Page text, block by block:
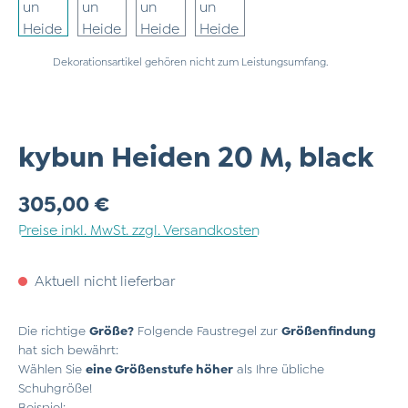
Dekorationsartikel gehören nicht zum Leistungsumfang.
kybun Heiden 20 M, black
Regulärer Preis:
305,00 €
Preise inkl. MwSt. zzgl. Versandkosten
Aktuell nicht lieferbar
Die richtige Größe? Folgende Faustregel zur Größenfindung
hat sich bewährt:
Wählen Sie eine Größenstufe höher als Ihre übliche
Schuhgröße!